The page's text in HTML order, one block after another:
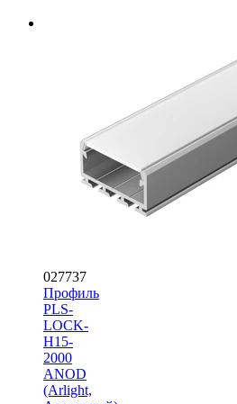
027737
Профиль
PLS-
LOCK-
H15-
2000
ANOD
(Arlight,